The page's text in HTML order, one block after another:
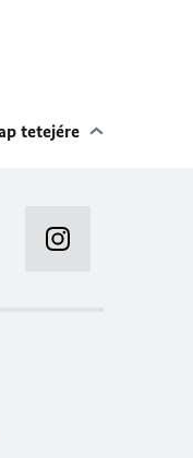
tetejére